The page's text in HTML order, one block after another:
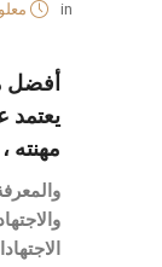
in
أفضل
يعتمد
مهنته ،